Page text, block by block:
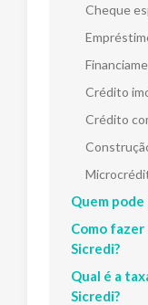
Cheque
Crédito
Crédito
Quem
Como
Sicredi?
Qual é a
Sicredi?